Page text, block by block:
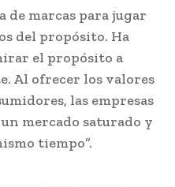
de marcas para jugar
del propósito. Ha
el propósito a
Al ofrecer los valores
las empresas
mercado saturado y
tiempo”.